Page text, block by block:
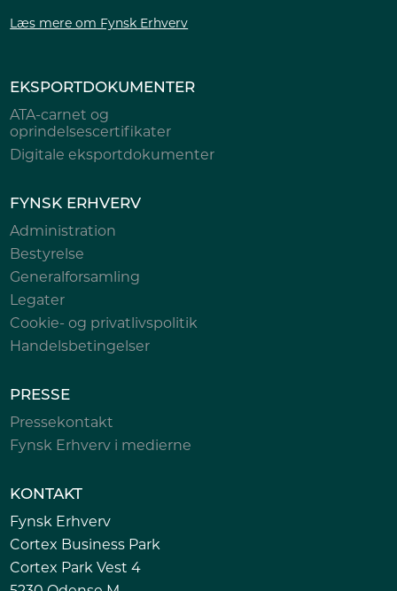
Læs mere om Fynsk Erhverv
EKSPORTDOKUMENTER
ATA-carnet og
oprindelsescertifikater
Digitale eksportdokumenter
FYNSK ERHVERV
Administration
Bestyrelse
Generalforsamling
Legater
Cookie- og privatlivspolitik
Handelsbetingelser
PRESSE
Pressekontakt
Fynsk Erhverv i medierne
KONTAKT
Fynsk Erhverv
Cortex Business Park
Cortex Park Vest 4